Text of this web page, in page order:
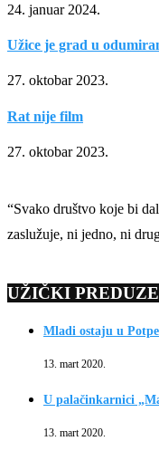
24. januar 2024.
Užice je grad u
27. oktobar 2023.
Rat nije film
27. oktobar 2023.
“Svako društvo koje bi
zaslužuje, ni jedno, ni
UŽIČKI
Mladi ostaju u
13. mart 2020.
U palačinkarnici
13. mart 2020.